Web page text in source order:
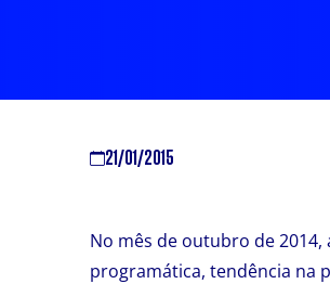
21/01/2015
No mês de outubro de
programática, tendência na